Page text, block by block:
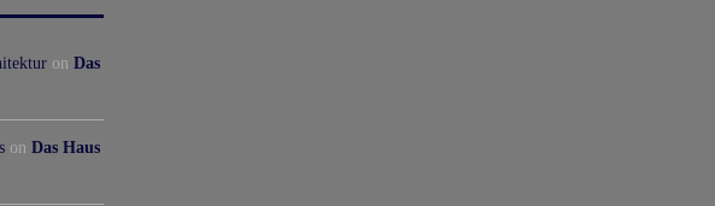
on Das
on Das Haus